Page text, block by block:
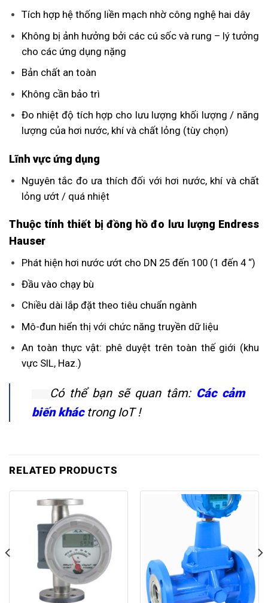
Tích hợp hệ thống liền mạch nhờ công nghệ hai dây
Không bị ảnh hưởng bởi các cú sốc và rung – lý tưởng
cho các ứng dụng nặng
Bản chất an toàn
Không cần bảo trì
Đo nhiệt độ tích hợp cho lưu lượng khối lượng / năng
lượng của hơi nước, khí và chất lỏng (tùy chọn)
Lĩnh vực ứng dụng
Nguyên tắc đo ưa thích đối với hơi nước, khí và chất
lỏng ướt / quá nhiệt
Thuộc tính thiết bị đồng hồ đo lưu lượng Endress
Hauser
Phát hiện hơi nước ướt cho DN 25 đến 100 (1 đến 4 “)
Đầu vào chạy bù
Chiều dài lắp đặt theo tiêu chuẩn ngành
Mô-đun hiển thị với chức năng truyền dữ liệu
An toàn thực vật: phê duyệt trên toàn thế giới (khu
vực SIL, Haz.)
Có thể bạn sẽ quan tâm: Các cảm
biến kháctrong IoT !
RELATED PRODUCTS